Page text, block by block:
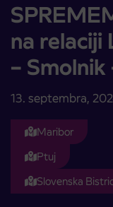
na relaciji
–
13. septembra,
Maribor
Ptuj
Slovenska